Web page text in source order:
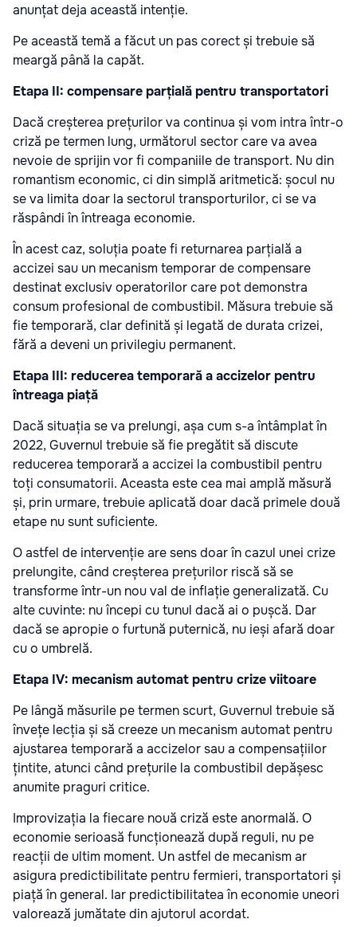
anunțat deja această intenție.
Pe această temă a făcut un pas corect și trebuie să
meargă până la capăt.
Etapa II: compensare parțială pentru transportatori
Dacă creșterea prețurilor va continua și vom intra într-o
criză pe termen lung, următorul sector care va avea
nevoie de sprijin vor fi companiile de transport. Nu din
romantism economic, ci din simplă aritmetică: șocul nu
se va limita doar la sectorul transporturilor, ci se va
răspândi în întreaga economie.
În acest caz, soluția poate fi returnarea parțială a
accizei sau un mecanism temporar de compensare
destinat exclusiv operatorilor care pot demonstra
consum profesional de combustibil. Măsura trebuie să
fie temporară, clar definită și legată de durata crizei,
fără a deveni un privilegiu permanent.
Etapa III: reducerea temporară a accizelor pentru
întreaga piață
Dacă situația se va prelungi, așa cum s-a întâmplat în
2022, Guvernul trebuie să fie pregătit să discute
reducerea temporară a accizei la combustibil pentru
toți consumatorii. Aceasta este cea mai amplă măsură
și, prin urmare, trebuie aplicată doar dacă primele două
etape nu sunt suficiente.
O astfel de intervenție are sens doar în cazul unei crize
prelungite, când creșterea prețurilor riscă să se
transforme într-un nou val de inflație generalizată. Cu
alte cuvinte: nu începi cu tunul dacă ai o pușcă. Dar
dacă se apropie o furtună puternică, nu ieși afară doar
cu o umbrelă.
Etapa IV: mecanism automat pentru crize viitoare
Pe lângă măsurile pe termen scurt, Guvernul trebuie să
învețe lecția și să creeze un mecanism automat pentru
ajustarea temporară a accizelor sau a compensațiilor
țintite, atunci când prețurile la combustibil depășesc
anumite praguri critice.
Improvizația la fiecare nouă criză este anormală. O
economie serioasă funcționează după reguli, nu pe
reacții de ultim moment. Un astfel de mecanism ar
asigura predictibilitate pentru fermieri, transportatori și
piață în general. Iar predictibilitatea în economie uneori
valorează jumătate din ajutorul acordat.